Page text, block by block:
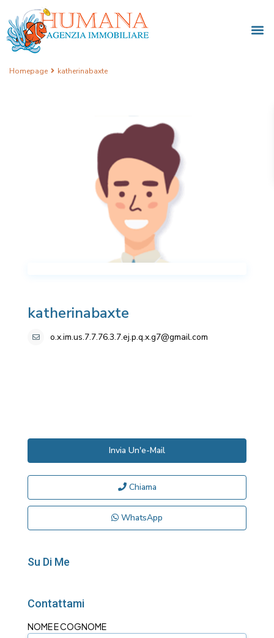
Homepage katherinabaxte
katherinabaxte
o.x.im.us.7.7.76.3.7.ej.p.q.x.g7@gmail.com
Invia Un'e-Mail
Chiama
WhatsApp
Su Di Me
Contattami
NOME E COGNOME